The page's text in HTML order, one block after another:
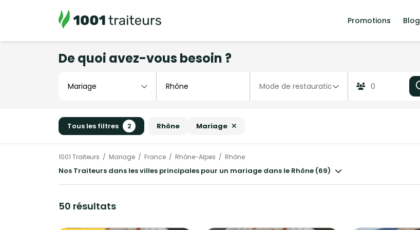
Promotions Blog
De quoi avez-vous besoin ?
Tous les filtres 2 Rhône Mariage
1001 Traiteurs Mariage France Rhône-Alpes Rhône
Nos Traiteurs dans les villes principales pour un mariage dans le Rhône (69)
50 résultats